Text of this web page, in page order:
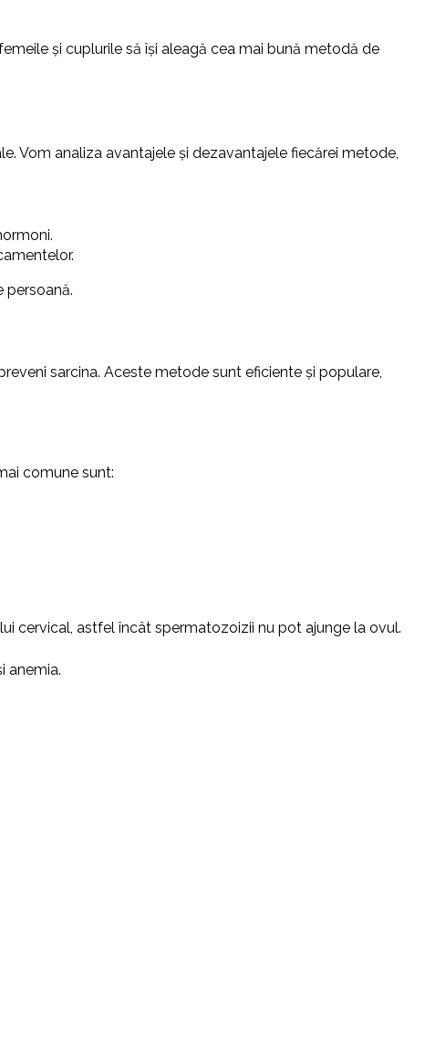
și cuplurile să își aleagă cea mai bună metodă de
Vom analiza avantajele și dezavantajele fiecărei metode,
persoană.
sarcina. Aceste metode sunt eficiente și populare,
comune sunt:
cervical, astfel încât spermatozoizii nu pot ajunge la ovul.
anemia.